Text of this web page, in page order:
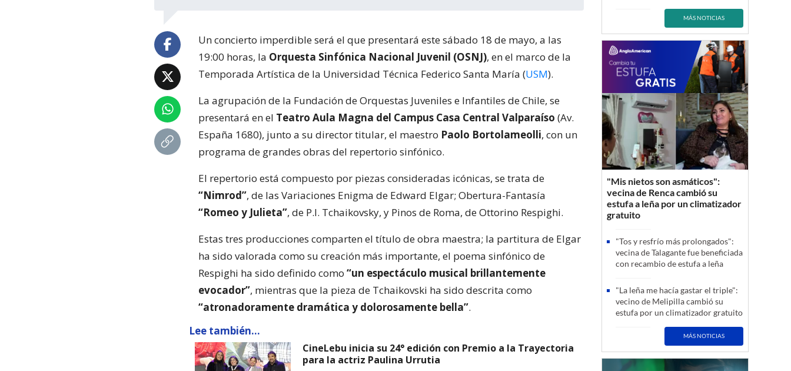
Un concierto imperdible será el que presentará este sábado 18 de mayo, a las
19:00 horas, la Orquesta Sinfónica Nacional Juvenil (OSNJ), en el marco de la
Temporada Artística de la Universidad Técnica Federico Santa María (USM).
La agrupación de la Fundación de Orquestas Juveniles e Infantiles de Chile, se
presentará en el Teatro Aula Magna del Campus Casa Central Valparaíso (Av.
España 1680), junto a su director titular, el maestro Paolo Bortolameolli, con un
programa de grandes obras del repertorio sinfónico.
El repertorio está compuesto por piezas consideradas icónicas, se trata de
“Nimrod”, de las Variaciones Enigma de Edward Elgar; Obertura-Fantasía
“Romeo y Julieta”, de P.I. Tchaikovsky, y Pinos de Roma, de Ottorino Respighi.
Estas tres producciones comparten el título de obra maestra; la partitura de Elgar
ha sido valorada como su creación más importante, el poema sinfónico de
Respighi ha sido definido como “un espectáculo musical brillantemente
evocador”, mientras que la pieza de Tchaikovski ha sido descrita como
“atronadoramente dramática y dolorosamente bella”.
Lee también...
CineLebu inicia su 24° edición con Premio a la Trayectoria
para la actriz Paulina Urrutia
MÁS NOTICIAS
"Mis nietos son asmáticos":
vecina de Renca cambió su
estufa a leña por un climatizador
gratuito
"Tos y resfrío más prolongados":
vecina de Talagante fue beneficiada
con recambio de estufa a leña
"La leña me hacía gastar el triple":
vecino de Melipilla cambió su
estufa por un climatizador gratuito
MÁS NOTICIAS